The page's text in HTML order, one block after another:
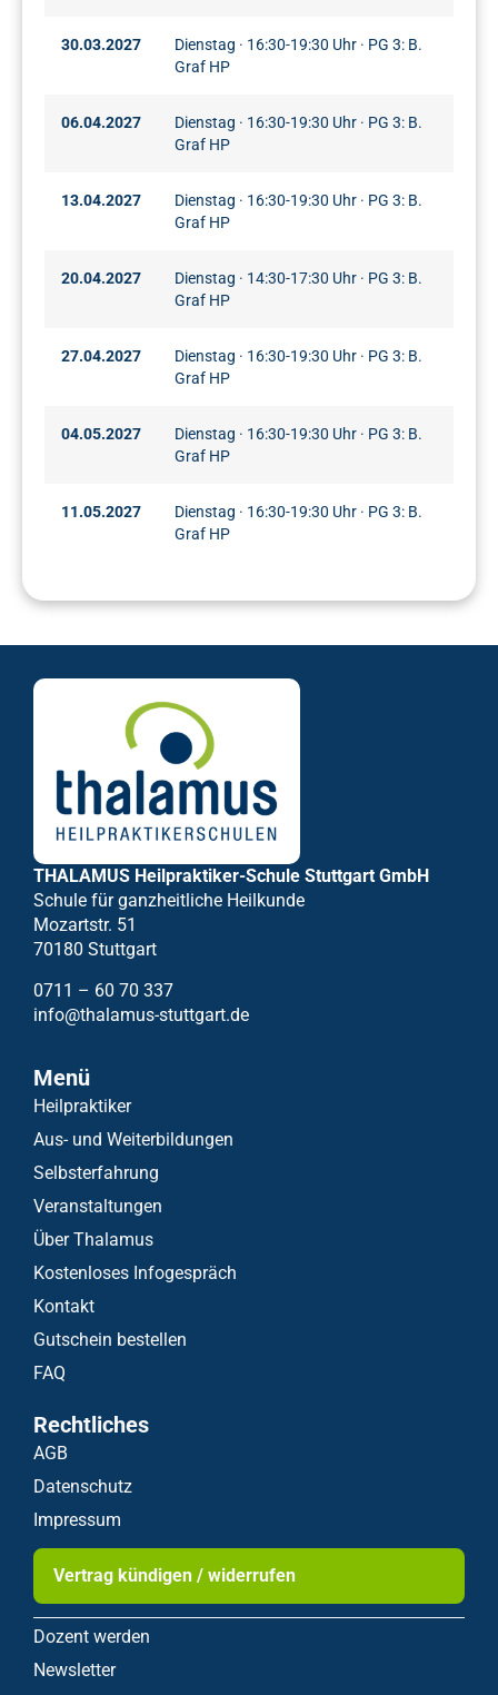
30.03.2027
Dienstag · 16:30-19:30 Uhr · PG 3: B.
Graf HP
06.04.2027
Dienstag · 16:30-19:30 Uhr · PG 3: B.
Graf HP
13.04.2027
Dienstag · 16:30-19:30 Uhr · PG 3: B.
Graf HP
20.04.2027
Dienstag · 14:30-17:30 Uhr · PG 3: B.
Graf HP
27.04.2027
Dienstag · 16:30-19:30 Uhr · PG 3: B.
Graf HP
04.05.2027
Dienstag · 16:30-19:30 Uhr · PG 3: B.
Graf HP
11.05.2027
Dienstag · 16:30-19:30 Uhr · PG 3: B.
Graf HP
THALAMUS Heilpraktiker-Schule Stuttgart GmbH
Schule für ganzheitliche Heilkunde
Mozartstr. 51
70180 Stuttgart
0711 – 60 70 337
info@thalamus-stuttgart.de
Menü
Heilpraktiker
Aus- und Weiterbildungen
Selbsterfahrung
Veranstaltungen
Über Thalamus
Kostenloses Infogespräch
Kontakt
Gutschein bestellen
FAQ
Rechtliches
AGB
Datenschutz
Impressum
Vertrag kündigen / widerrufen
Dozent werden
Newsletter